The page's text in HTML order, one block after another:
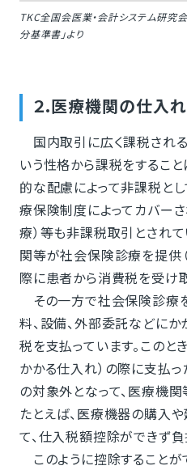
TKC全国会医業・会計システム研究
分基準書」より
２.医療機関の仕入
国内取引に広く課税される
いう性格から課税をするこ
的な配慮によって非課税と
療保険制度によってカバー
療）等も非課税取引とされて
関等が社会保険診療を提供
際に患者から消費税を受け
その一方で社会保険診療
料、設備、外部委託などに
税を支払っています。このと
かかる仕入れ）の際に支払
の対象外となって、医療機関
たとえば、医療機器の購入
て、仕入税額控除ができず負
このように控除すること